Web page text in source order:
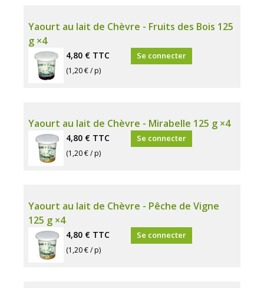
Yaourt au lait de Chèvre - Fruits des Bois 125
g ×4
4,80 € TTC
(1,20 € / p)
Se connecter
Yaourt au lait de Chèvre - Mirabelle 125 g ×4
4,80 € TTC
(1,20 € / p)
Se connecter
Yaourt au lait de Chèvre - Pêche de Vigne
125 g ×4
4,80 € TTC
(1,20 € / p)
Se connecter